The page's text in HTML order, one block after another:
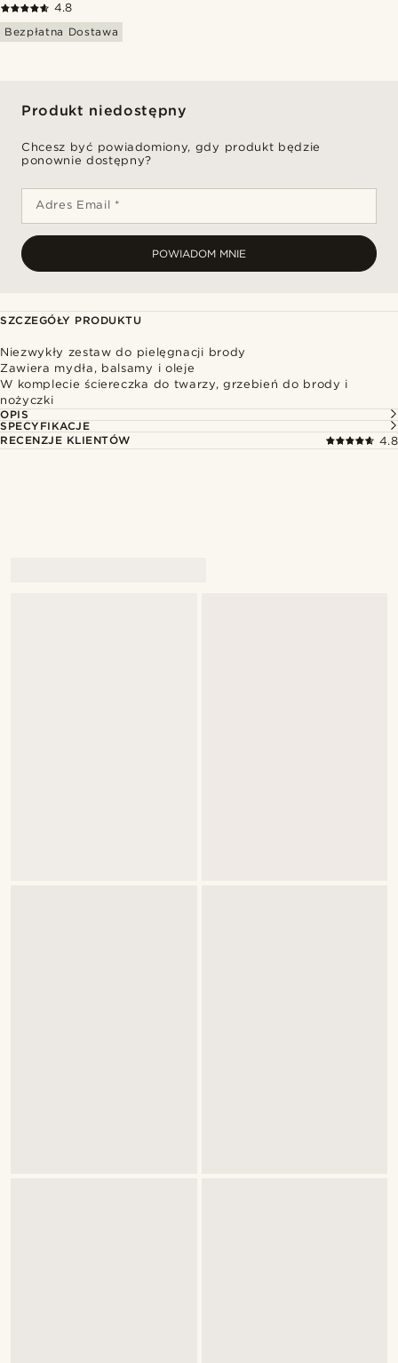
4.8
Bezpłatna Dostawa
Produkt niedostępny
Chcesz być powiadomiony, gdy produkt będzie
ponownie dostępny?
Adres Email *
POWIADOM MNIE
SZCZEGÓŁY PRODUKTU
Niezwykły zestaw do pielęgnacji brody
Zawiera mydła, balsamy i oleje
W komplecie ściereczka do twarzy, grzebień do brody i
nożyczki
OPIS
SPECYFIKACJE
RECENZJE KLIENTÓW
4.8